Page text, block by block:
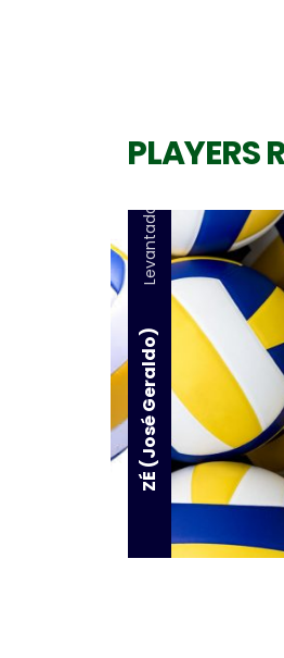
PLAYERS
ZÉ (José Geraldo)
Levantador